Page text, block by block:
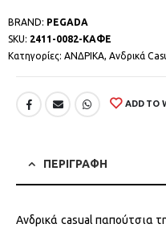
BRAND: PEGADA
SKU: 2411-0082-ΚΑΦΕ
Κατηγορίες: ΑΝΔΡΙΚΑ, Ανδρικά
ADD TO
ΠΕΡΙΓΡΑΦΗ
Ανδρικά casual παπούτσια